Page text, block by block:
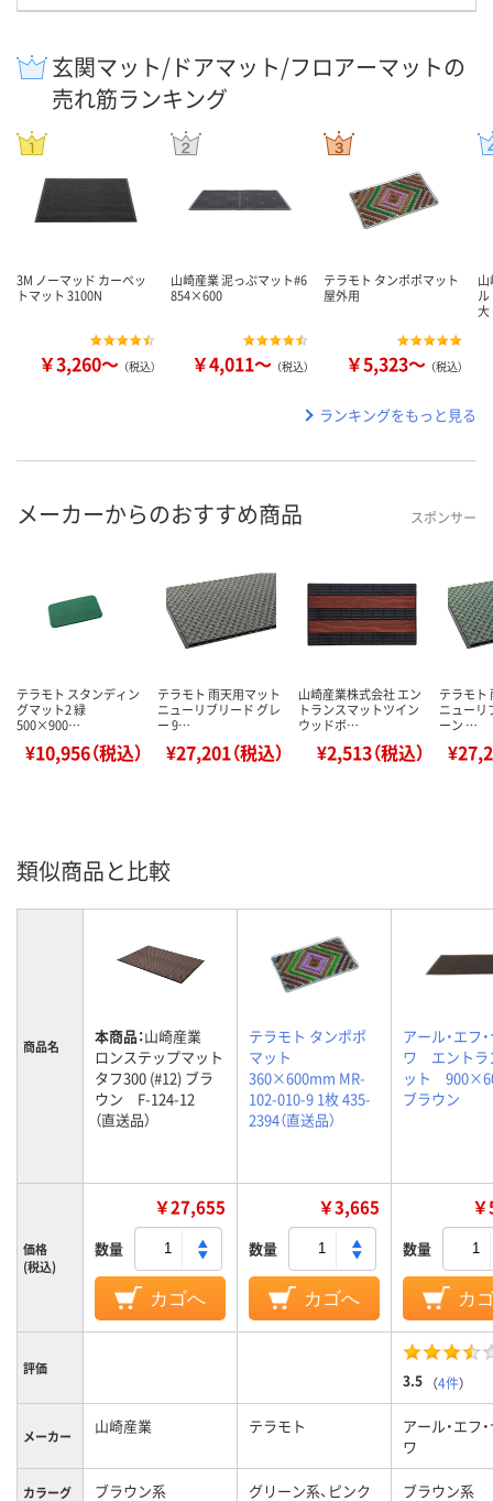
玄関マット/ドアマット/フロアーマットの
売れ筋ランキング
3M ノーマッド カーペッ
トマット 3100N
￥3,260～ （税込）
山崎産業 泥っぷマット#6
854×600
￥4,011～ （税込）
テラモト タンポポマット
屋外用
￥5,323～ （税込）
ランキングをもっと見る
メーカーからのおすすめ商品 スポンサー
テラモト スタンディン
グマット2 緑
500×900…
¥10,956（税込）
テラモト 雨天用マット
ニューリブリード グレ
ー 9…
¥27,201（税込）
山崎産業株式会社 エン
トランスマットツイン
ウッドボ…
¥2,513（税込）
テラモト
ニューリ
ーン …
類似商品と比較
商品名 本商品：山崎産業
ロンステップマット
タフ300 (#12) ブラ
ウン F-124-12
（直送品）
テラモト タンポポ
マット
360×600mm MR-
102-010-9 1枚 435-
2394（直送品）
アール・エフ
ワ エントラ
ット
ブラウン
価格
(税込)
￥27,655
数量
カゴへ
￥3,665
数量
カゴへ
数量
カ
評価
3.5 （4件）
メーカー 山崎産業 テラモト
アール・エフ
ワ
カラーグ ブラウン系 グリーン系、ピンク ブラウン系